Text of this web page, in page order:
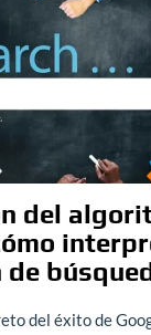
del
del éxito de